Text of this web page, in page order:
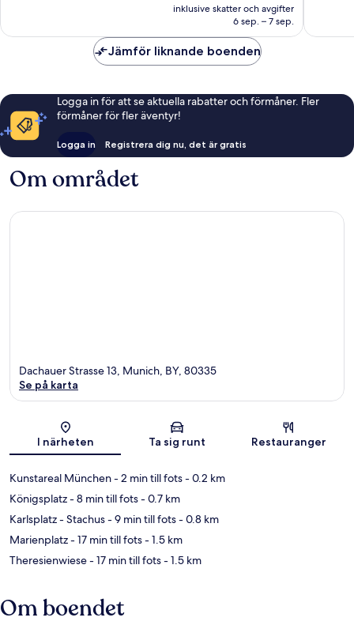
1 057 kr
inklusive skatter och avgifter
6 sep. – 7 sep.
Jämför liknande boenden
Logga in för att se aktuella rabatter och förmåner. Fler
förmåner för fler äventyr!
Logga in Registrera dig nu, det är gratis
Om området
Karta
Dachauer Strasse 13, Munich, BY, 80335
Se på karta
I närheten Ta sig runt Restauranger
Kunstareal München- 2 min till fots- 0.2 km
Königsplatz- 8 min till fots- 0.7 km
Karlsplatz - Stachus- 9 min till fots- 0.8 km
Marienplatz- 17 min till fots- 1.5 km
Theresienwiese- 17 min till fots- 1.5 km
Om boendet